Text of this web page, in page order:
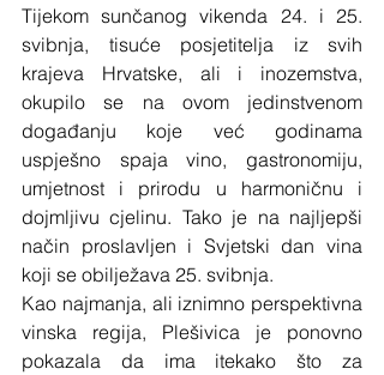
Tijekom sunčanog vikenda 24. i 25.
svibnja, tisuće posjetitelja iz svih
krajeva Hrvatske, ali i inozemstva,
okupilo se na ovom jedinstvenom
događanju koje već godinama
uspješno spaja vino, gastronomiju,
umjetnost i prirodu u harmoničnu i
dojmljivu cjelinu. Tako je na najljepši
način proslavljen i Svjetski dan vina
koji se obilježava 25. svibnja.
Kao najmanja, ali iznimno perspektivna
vinska regija, Plešivica je ponovno
pokazala da ima itekako što za